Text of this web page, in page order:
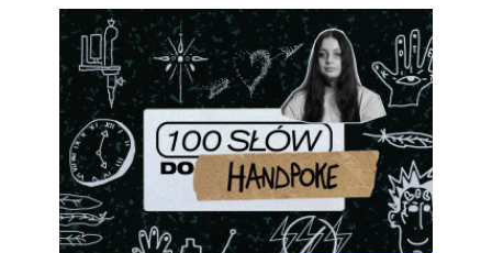
Czym
handpoke?
Tłumaczymy
w
ramach
naszego
cyklu
„100